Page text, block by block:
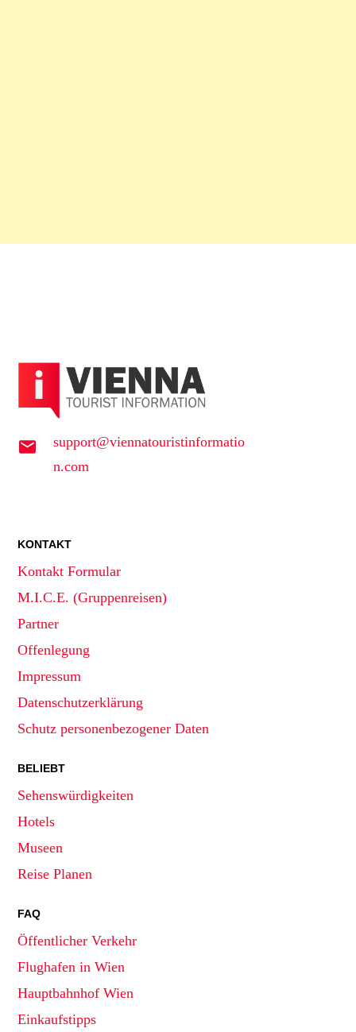
support@viennatouristinformatio
n.com
KONTAKT
Kontakt Formular
M.I.C.E. (Gruppenreisen)
Partner
Offenlegung
Impressum
Datenschutzerklärung
Schutz personenbezogener Daten
BELIEBT
Sehenswürdigkeiten
Hotels
Museen
Reise Planen
FAQ
Öffentlicher Verkehr
Flughafen in Wien
Hauptbahnhof Wien
Einkaufstipps